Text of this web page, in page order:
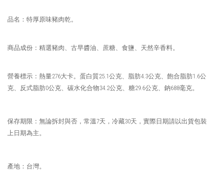
品名：特厚原味豬肉乾。
商品成份：精選豬肉、古早醬油、蔗糖、食鹽、天然辛香料。
營養標示：熱量276大卡。蛋白質25.1公克、脂肪4.3公克、飽合脂肪1.6公
克、反式脂肪0公克、碳水化合物34.2公克、糖29.6公克、鈉688毫克。
保存期限：無論拆封與否，常溫7天，冷藏30天，實際日期請以出貨包裝
上日期為主。
產地：台灣。